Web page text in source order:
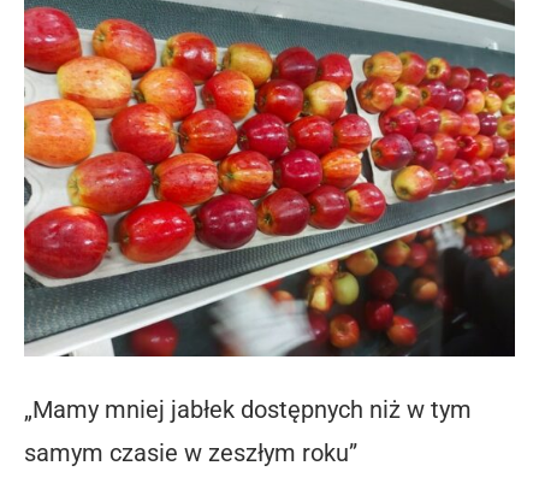
„Mamy mniej jabłek dostępnych niż w tym
samym czasie w zeszłym roku”